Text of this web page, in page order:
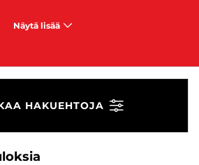
Näytä lisää
HAKUEHTOJA